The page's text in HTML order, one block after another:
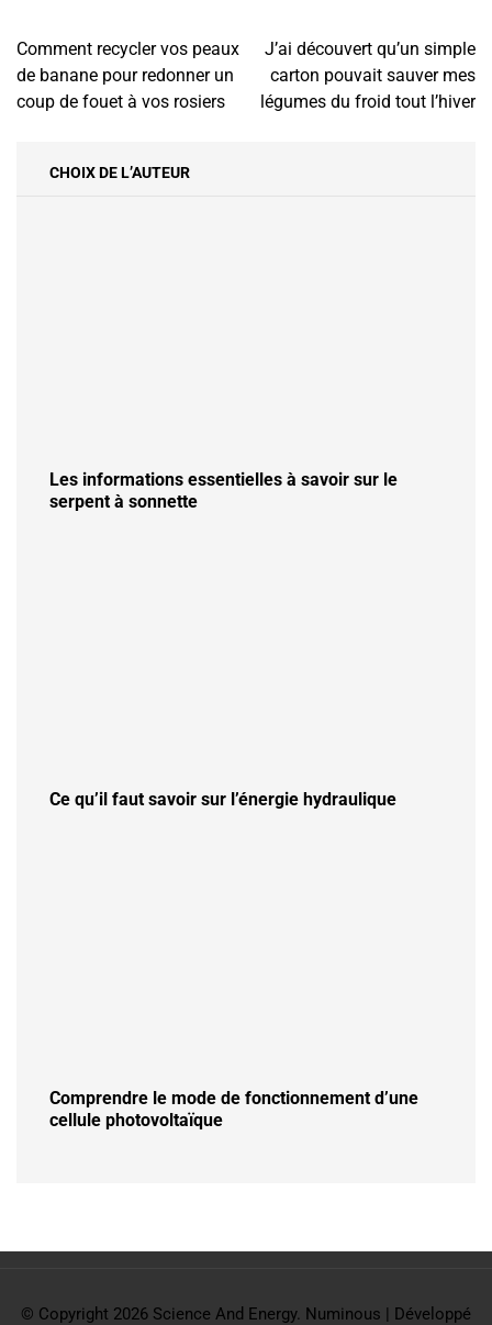
Navigation
de
l’article
Comment recycler vos peaux
de banane pour redonner un
coup de fouet à vos rosiers
J’ai découvert qu’un simple
carton pouvait sauver mes
légumes du froid tout l’hiver
CHOIX DE L’AUTEUR
Les informations essentielles à savoir sur le
serpent à sonnette
Ce qu’il faut savoir sur l’énergie hydraulique
Comprendre le mode de fonctionnement d’une
cellule photovoltaïque
© Copyright 2026 Science And Energy. Numinous | Développé